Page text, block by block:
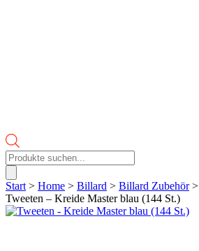
Products
search
Start > Home > Billard > Billard Zubehör>
Tweeten – Kreide Master blau (144 St.)